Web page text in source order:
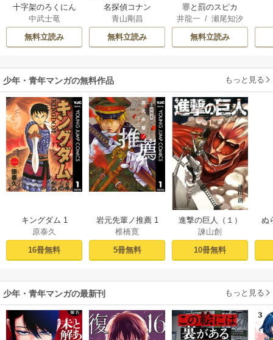
十字架のろくにん
中武士竜
無料立読み
名探偵コナン
青山剛昌
無料立読み
罪と罰のスピカ
井龍一 /瀬尾知汐
無料立読み
少年・青年マンガの無料作品 もっと見る
キングダム 1
原泰久
16冊無料
岩元先輩ノ推薦 1
椎橋寛
5冊無料
進撃の巨人（１）
諫山創
10冊無料
ぬ
少年・青年マンガの最新刊 もっと見る